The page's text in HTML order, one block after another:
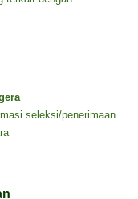
seleksi/penerimaan